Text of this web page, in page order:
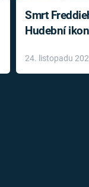
Smrt
Hudební
léky
24. listopadu